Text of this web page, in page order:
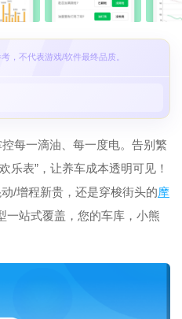
，不代表游戏/软件最终品质。
每一滴油、每一度电。告别繁
乐表”，让养车成本透明可见！
/增程新贵，还是穿梭街头的摩
一站式覆盖，您的车库，小熊